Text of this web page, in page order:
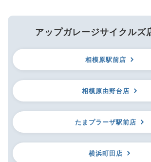
アップガレージサイクルズ
相模原駅前店
相模原由野台店
たまプラーザ駅前店
横浜町田店